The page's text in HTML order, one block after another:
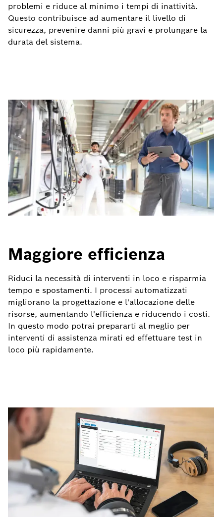
problemi e riduce al minimo i tempi di inattività.
Questo contribuisce ad aumentare il livello di
sicurezza, prevenire danni più gravi e prolungare la
durata del sistema.
Maggiore efficienza
Riduci la necessità di interventi in loco e risparmia
tempo e spostamenti. I processi automatizzati
migliorano la progettazione e l'allocazione delle
risorse, aumentando l'efficienza e riducendo i costi.
In questo modo potrai prepararti al meglio per
interventi di assistenza mirati ed effettuare test in
loco più rapidamente.